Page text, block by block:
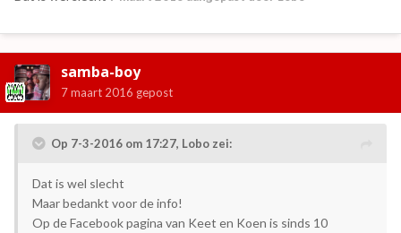
samba-boy
7 maart 2016 gepost
Op 7-3-2016 om 17:27, Lobo zei:
Dat is wel slecht
Maar bedankt voor de info!
Op de Facebook pagina van Keet en Koen is sinds 10